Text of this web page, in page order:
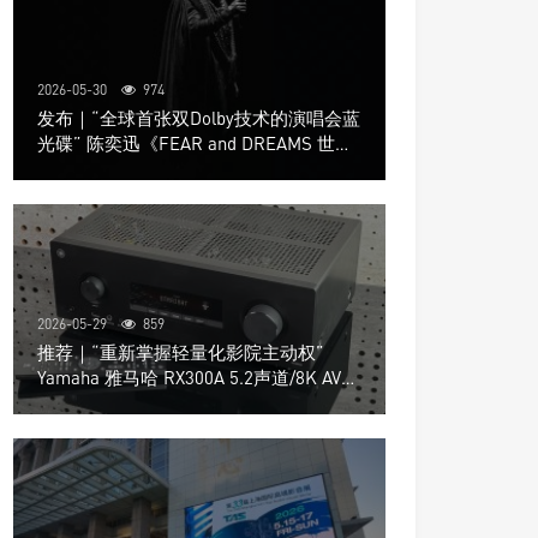
2026-05-30 974
发布｜“全球首张双Dolby技术的演唱会蓝
光碟” 陈奕迅《FEAR and DREAMS 世界
2026-05-29 859
推荐｜“重新掌握轻量化影院主动权”
Yamaha 雅马哈 RX300A 5.2声道/8K AV放
大器